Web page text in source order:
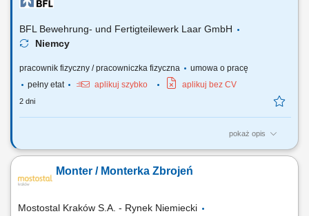
stali;
BFL Bewehrung- und Fertigteilewerk Laar GmbH
Niemcy
pracownik fizyczny / pracowniczka fizyczna
umowa o pracę
pełny etat
aplikuj szybko aplikuj bez CV
2 dni
pokaż opis
Twój zakres obowiązków: Udział w produkcji prefabrykatów
Wykonywanie prac betonowych zgodnie z wytycznymi; Pomoc przy
budowie szalunków i zbrojeniu; Zapewnienie standardów jakości i
Monter / Monterka Zbrojeń
Mostostal Kraków S.A. - Rynek Niemiecki